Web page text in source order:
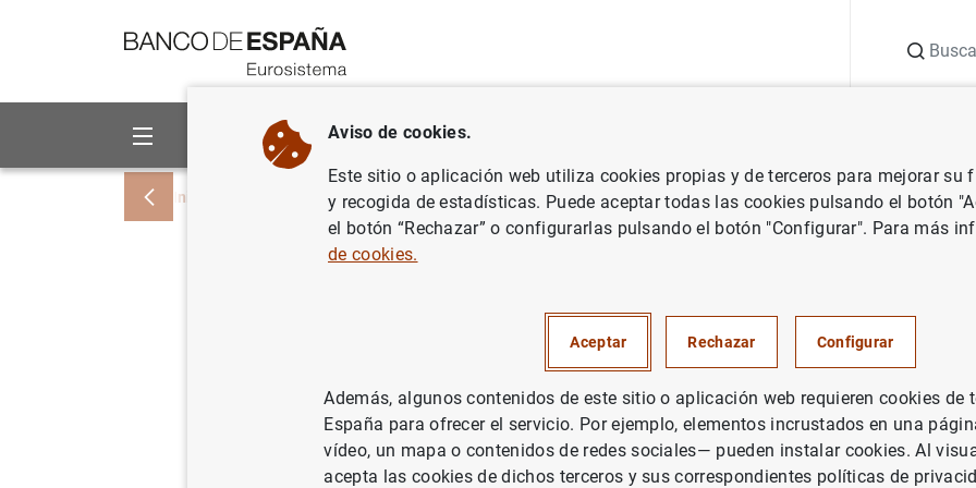
Sobre el Banco Áreas de actuación
Inicio Noticias y eventos Noticias del Banco Central Europeo Notas de prensa del Banco Central Europeo
6 de febrero de 2009
POLÍTICA MONETARIA SITUACIÓN ECONÓMICA
Aviso de cookies.
Este sitio o aplicación web utiliza cookies propias y de terceros para mejorar
y recogida de estadísticas. Puede aceptar todas las cookies pulsando el botón
el botón “Rechazar” o configurarlas pulsando el botón "Configurar". Para más
de cookies.
Aceptar Rechazar Configurar
Además, algunos contenidos de este sitio o aplicación web requieren cookies de
España para ofrecer el servicio. Por ejemplo, elementos incrustados en una
vídeo, un mapa o contenidos de redes sociales— pueden instalar cookies. Al
acepta las cookies de dichos terceros y sus correspondientes políticas de